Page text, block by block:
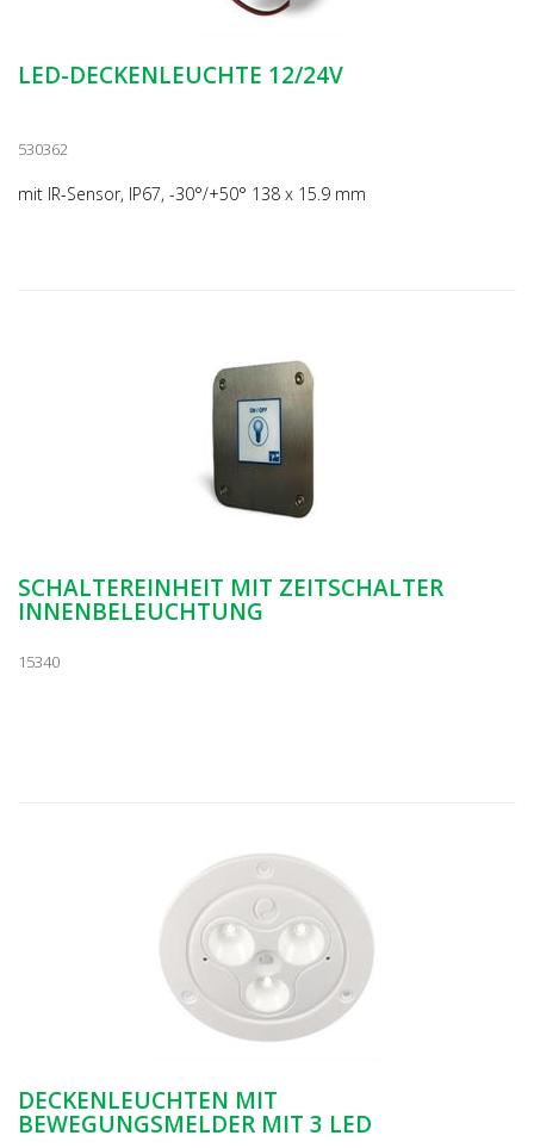
LED-DECKENLEUCHTE 12/24V
530362
mit IR-Sensor, IP67, -30°/+50° 138 x 15.9 mm
SCHALTEREINHEIT MIT ZEITSCHALTER
INNENBELEUCHTUNG
15340
DECKENLEUCHTEN MIT
BEWEGUNGSMELDER MIT 3 LED